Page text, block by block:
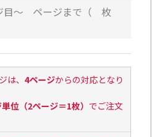
目～ ページまで（ 枚
は、4ページからの対応となり
位（2ページ＝1枚） でご注文